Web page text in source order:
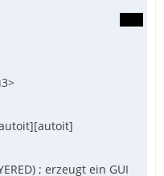
; erzeugt ein GUI